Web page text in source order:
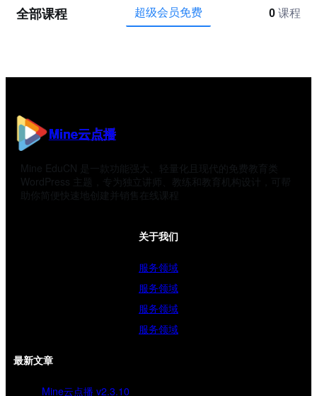
全部课程 超级会员免费 0 课程
Mine云点播
Mine EduCN 是一款功能强大、轻量化且现代的免费教育类
WordPress 主题，专为独立讲师、教练和教育机构设计，可帮
助你简便快速地创建并销售在线课程
关于我们
服务领域
服务领域
服务领域
服务领域
最新文章
Mine云点播 v2.3.10